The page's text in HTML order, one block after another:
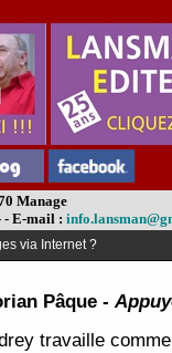
Manage
- E-mail :
via Internet ?
Pâque -
travaille